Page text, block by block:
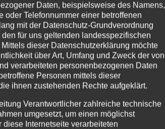
Daten, beispielsweise des Namens,
oder Telefonnummer einer betroffenen
mit der Datenschutz-Grundverordnung
für uns geltenden landesspezifischen
dieser Datenschutzerklärung möchte
über Art, Umfang und Zweck der von
verarbeiteten personenbezogenen Daten
Personen mittels dieser
ihnen zustehenden Rechte aufgeklärt.
Verantwortlicher zahlreiche technische
umgesetzt, um einen möglichst
diese Internetseite verarbeiteten